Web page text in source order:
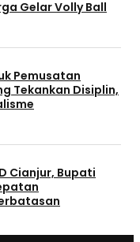
Gelar Volly Ball
Pemusatan
Tekankan Disiplin,
Cianjur, Bupati